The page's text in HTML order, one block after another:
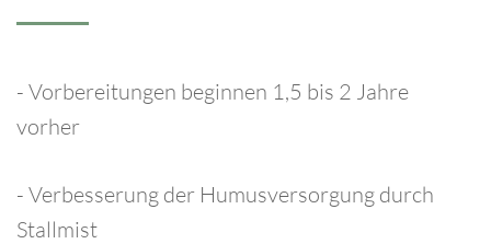
- Vorbereitungen beginnen 1,5 bis 2 Jahre
vorher
- Verbesserung der Humusversorgung durch
Stallmist